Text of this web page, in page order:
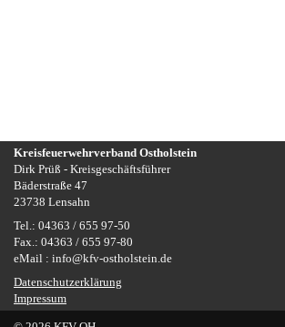
Kreisfeuerwehrverband Ostholstein
Dirk Prüß - Kreisgeschäftsführer
Bäderstraße 47
23738 Lensahn
Tel.: 04363 / 655 97-50
Fax.: 04363 / 655 97-80
eMail : info@kfv-ostholstein.de
Datenschutzerklärung
Impressum